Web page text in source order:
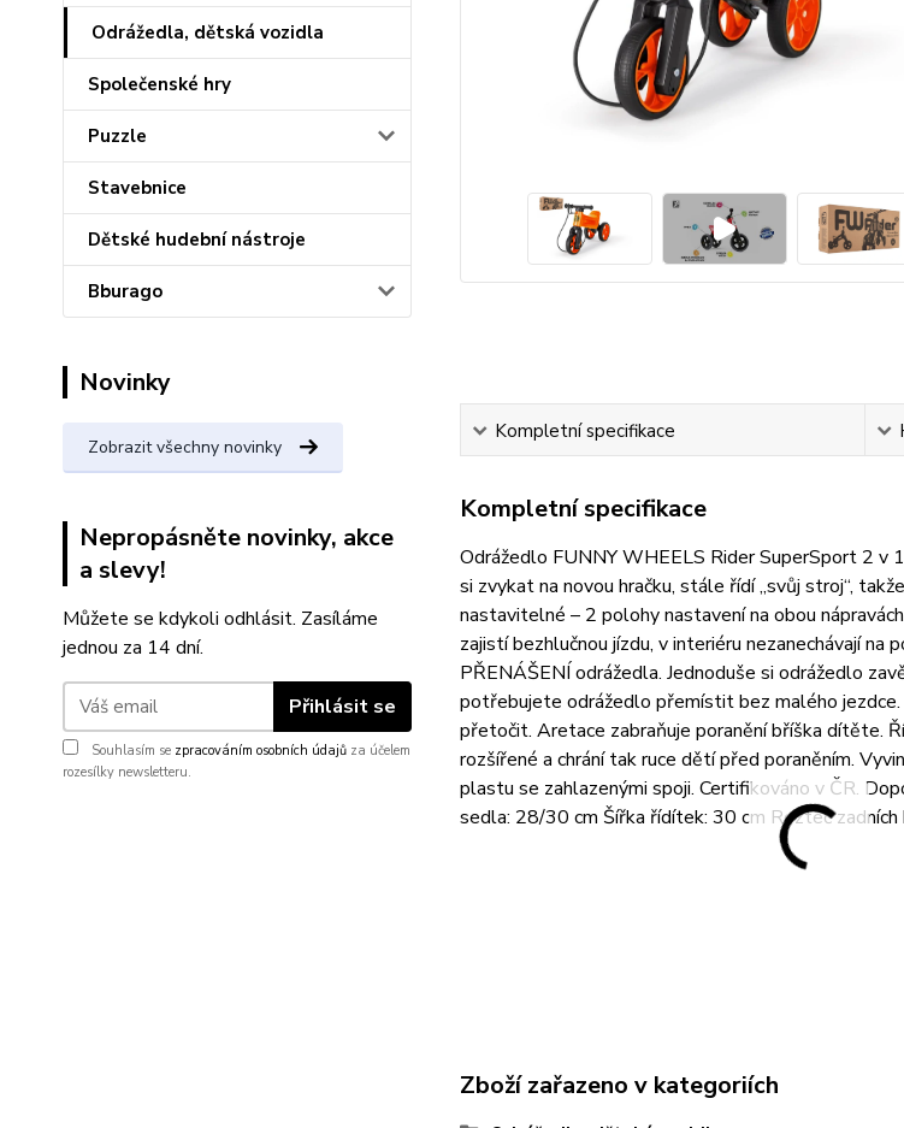
Odrážedla, dětská vozidla
Společenské hry
Puzzle
Stavebnice
Dětské hudební nástroje
Bburago
Novinky
Zobrazit všechny novinky
Nepropásněte novinky, akce
a slevy!
Můžete se kdykoli odhlásit. Zasíláme
jednou za 14 dní.
Přihlásit se
Souhlasím se zpracováním osobních údajů za účelem
rozesílky newsletteru.
Kompletní specifikace
Kompletní specifikace
Odrážedlo FUNNY WHEELS Rider SuperSport 2 v
si zvykat na novou hračku, stále řídí „svůj stroj“,
nastavitelné – 2 polohy nastavení na obou
zajistí bezhlučnou jízdu, v interiéru nezanechávají
PŘENÁŠENÍ odrážedla. Jednoduše si odrážedlo
potřebujete odrážedlo přemístit bez malého
přetočit. Aretace zabraňuje poranění bříška dítěte.
rozšířené a chrání tak ruce dětí před poraněním.
plastu se zahlazenými spoji. Certifikováno v ČR.
sedla: 28/30 cm Šířka řídítek: 30 cm Rozteč
Zboží zařazeno v kategoriích